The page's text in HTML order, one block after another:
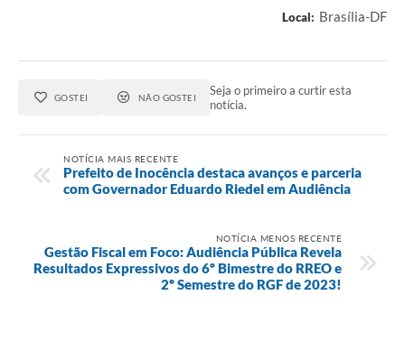
Local: Brasília-DF
GOSTEI NÃO GOSTEI
Seja o primeiro a curtir esta
notícia.
NOTÍCIA MAIS RECENTE
Prefeito de Inocência destaca avanços e parceria
com Governador Eduardo Riedel em Audiência
NOTÍCIA MENOS RECENTE
Gestão Fiscal em Foco: Audiência Pública Revela
Resultados Expressivos do 6º Bimestre do RREO e
2º Semestre do RGF de 2023!